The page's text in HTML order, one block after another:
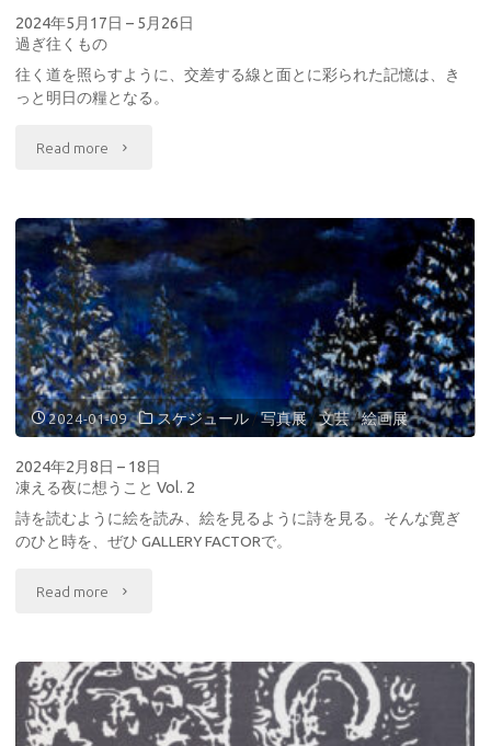
詩
示
UNKO
展"
2024年5月17日 – 5月26日
過ぎ往くもの
往く道を照らすように、交差する線と面とに彩られた記憶は、き
っと明日の糧となる。
Read more "2024
5
月
17
日
–
月
26
ぎ
往
2024-01-09 スケジュール/写真展/文芸/絵画展
2024年2月8日 – 18日
凍える夜に想うこと Vol. 2
詩を読むように絵を読み、絵を見るように詩を見る。そんな寛ぎ
のひと時を、ぜひ GALLERY FACTORで。
Read more "2024
2
月